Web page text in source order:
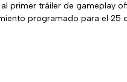
primer tráiler de gameplay
programado para el 25